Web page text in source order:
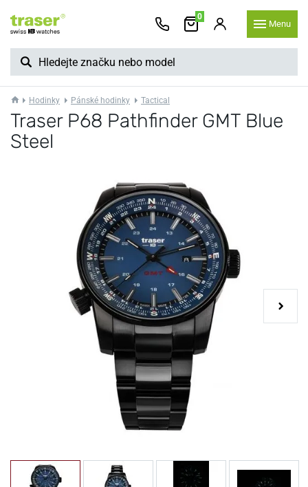
0
Menu
Hodinky Pánské hodinky Tactical
Traser P68 Pathfinder GMT Blue
Steel